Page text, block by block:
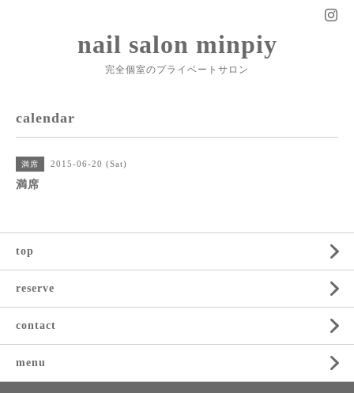
nail salon minpiy
完全個室のプライベートサロン
calendar
満席 2015-06-20 (Sat)
満席
top
reserve
contact
menu